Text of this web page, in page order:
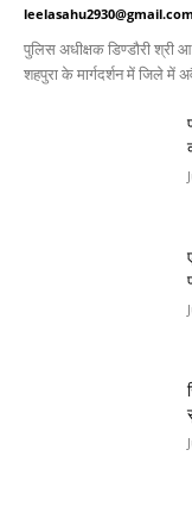
leelasahu2930@gmail.com
पुलिस अधीक्षक डिण्डौरी श्री
शहपुरा के मार्गदर्शन में जिले में